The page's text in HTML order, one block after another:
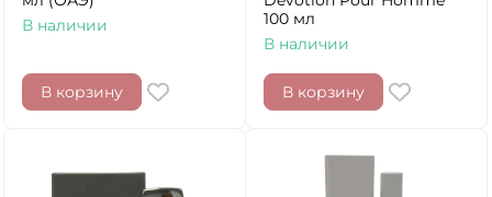
В наличии
В корзину
100 мл
В наличии
В корзину